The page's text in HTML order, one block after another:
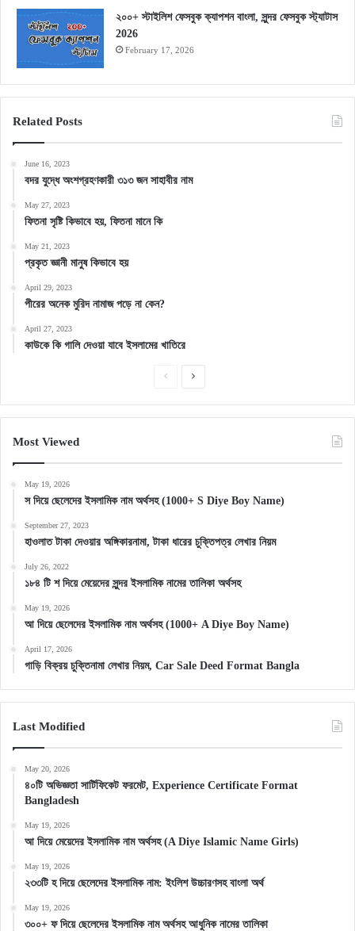
২০০+ স্টাইলিশ ফেসবুক ক্যাপশন বাংলা, সুন্দর ফেসবুক স্ট্যাটাস
2026
February 17, 2026
Related Posts
June 16, 2023
বদর যুদ্ধে অংশগ্রহণকারী ৩১৩ জন সাহাবীর নাম
May 27, 2023
ফিতনা সৃষ্টি কিভাবে হয়, ফিতনা মানে কি
May 21, 2023
প্রকৃত জ্ঞানী মানুষ কিভাবে হয়
April 29, 2023
পীরের অনেক মুরিদ নামাজ পড়ে না কেন?
April 27, 2023
কাউকে কি গালি দেওয়া যাবে ইসলামের খাতিরে
PreviousNext
Most Viewed
May 19, 2026
স দিয়ে ছেলেদের ইসলামিক নাম অর্থসহ (1000+ S Diye Boy Name)
September 27, 2023
হাওলাত টাকা দেওয়ার অঙ্গিকারনামা, টাকা ধারের চুক্তিপত্র লেখার নিয়ম
July 26, 2022
১৮৪ টি শ দিয়ে মেয়েদের সুন্দর ইসলামিক নামের তালিকা অর্থসহ
May 19, 2026
আ দিয়ে ছেলেদের ইসলামিক নাম অর্থসহ (1000+ A Diye Boy Name)
April 17, 2026
গাড়ি বিক্রয় চুক্তিনামা লেখার নিয়ম, Car Sale Deed Format Bangla
Last Modified
May 20, 2026
৪০টি অভিজ্ঞতা সার্টিফিকেট ফরমেট, Experience Certificate Format
Bangladesh
May 19, 2026
আ দিয়ে মেয়েদের ইসলামিক নাম অর্থসহ (A Diye Islamic Name Girls)
May 19, 2026
২৩৩টি হ দিয়ে ছেলেদের ইসলামিক নাম: ইংলিশ উচ্চারণসহ বাংলা অর্থ
May 19, 2026
৩০০+ ফ দিয়ে ছেলেদের ইসলামিক নাম অর্থসহ আধুনিক নামের তালিকা